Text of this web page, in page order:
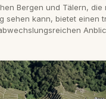
Bergen und Tälern, die
sehen kann, bietet einen